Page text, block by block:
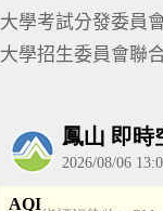
大學考試分發委員
大學招生委員會聯